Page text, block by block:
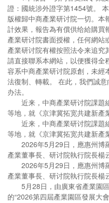
證：國統涉外證字第1454號。
版權歸中商產業研讨院一切。
計效果，報告為有償供给給購買
產業研讨院書面授權，任何網
產業研讨院有權按照法令来追究
請直接聯系本網站，以便獲得全
容系中商產業研讨院原創，未經
法復制、轉載。 在此，我們誠
办法。
近来，中商產業研讨院課題
等地，就《京津冀拓宽共建新產
近来，中商產業研讨院課題
等地，就《京津冀拓宽共建新產
2026年5月29日，應惠州博
產業董事長、研讨院執行院長楊
2026年5月29日，應惠州博
產業董事長、研讨院執行院長楊
5月28日，由廣東省產業園區
的“2026第四屆產業園區發展大